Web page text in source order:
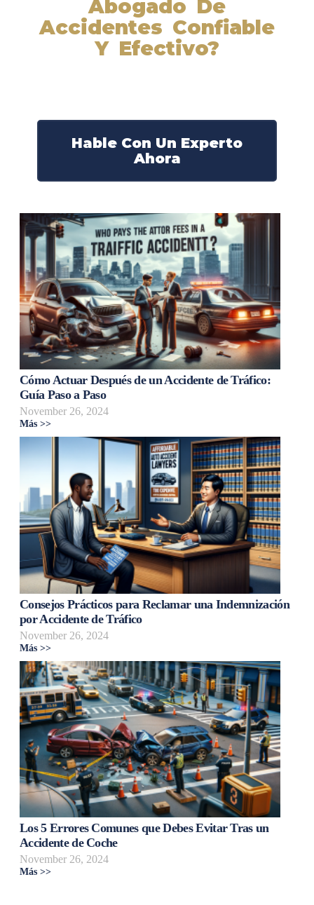
Abogado De
Accidentes Confiable
Y Efectivo?
Hable Con Un Experto
Ahora
Cómo Actuar Después de un Accidente de Tráfico:
Guía Paso a Paso
November 26, 2024
Más >>
Consejos Prácticos para Reclamar una Indemnización
por Accidente de Tráfico
November 26, 2024
Más >>
Los 5 Errores Comunes que Debes Evitar Tras un
Accidente de Coche
November 26, 2024
Más >>